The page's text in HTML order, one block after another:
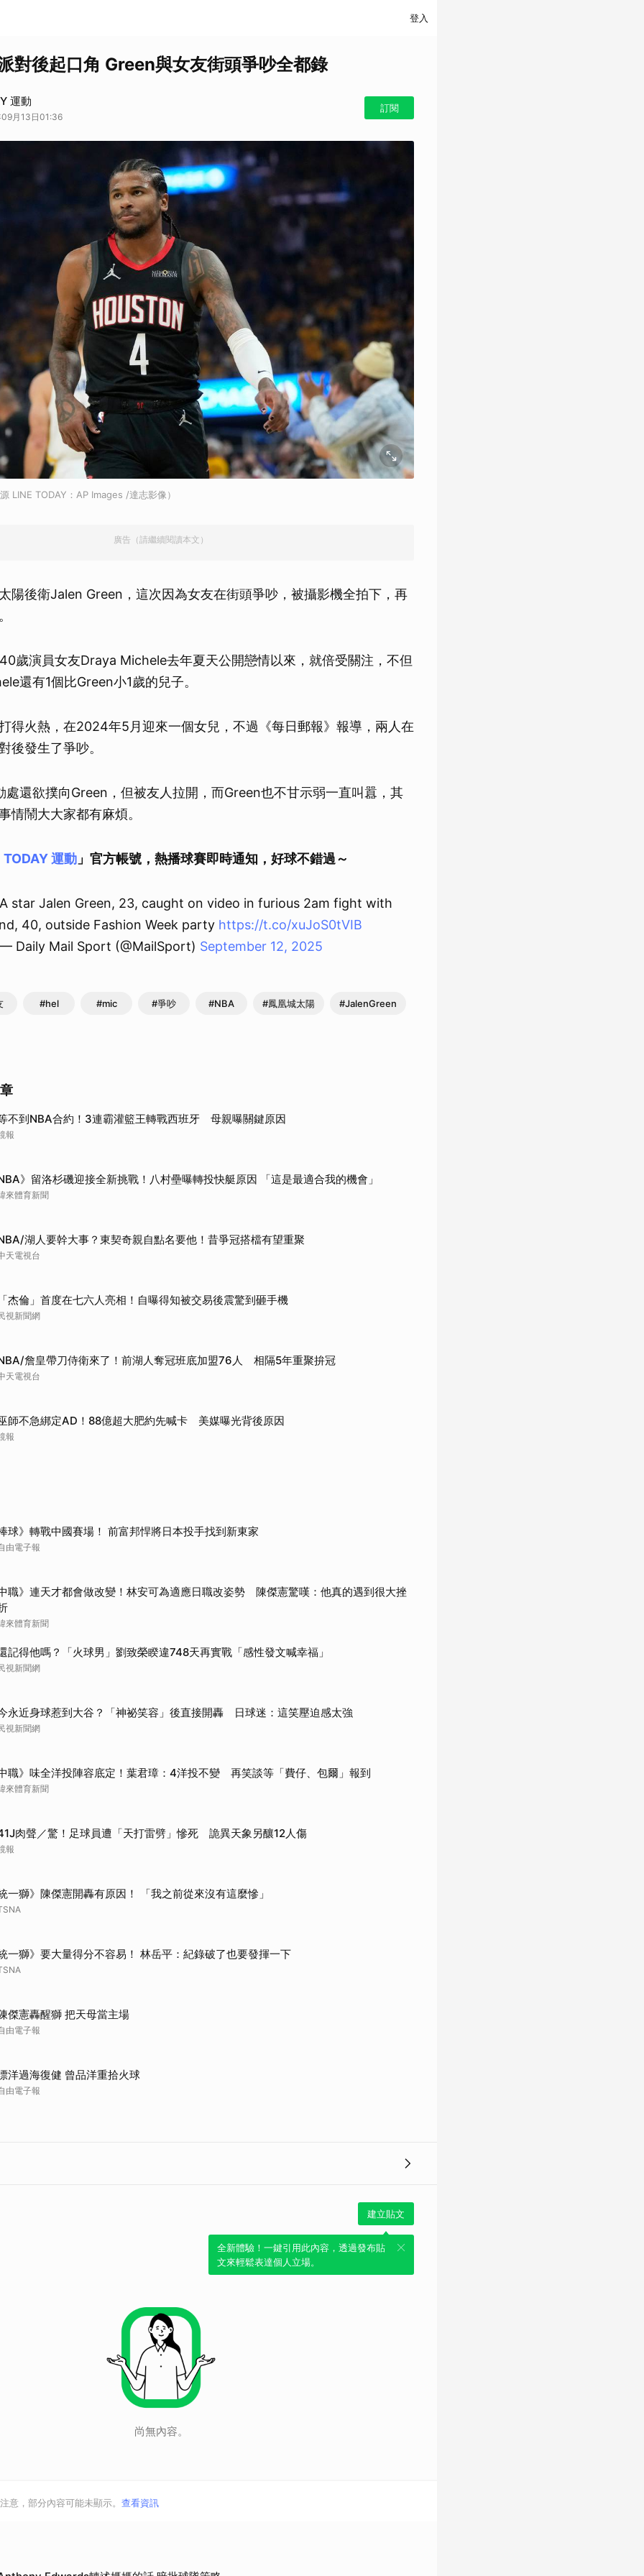
登入
對後起口角 Green與女友街頭爭吵全都錄
運動
月13日01:36
訂閱
LINE TODAY：AP Images /達志影像）
廣告（請繼續閱讀本文）
陽後衛Jalen Green，這次因為女友在街頭爭吵，被攝影機全拍下，再
歲演員女友Draya Michele去年夏天公開戀情以來，就倍受關注，不但
還有1個比Green小1歲的兒子。
得火熱，在2024年5月迎來一個女兒，不過《每日郵報》報導，兩人在
後發生了爭吵。
處還欲撲向Green，但被友人拉開，而Green也不甘示弱一直叫囂，其
情鬧大大家都有麻煩。
TODAY 運動 」官方帳號，熱播球賽即時通知，好球不錯過～
star Jalen Green, 23, caught on video in furious 2am fight with
40, outside Fashion Week party https://t.co/xuJoS0tVIB
— Daily Mail Sport (@MailSport) September 12, 2025
#hel #mic #爭吵 #NBA #鳳凰城太陽 #JalenGreen
不到NBA合約！3連霸灌籃王轉戰西班牙 母親曝關鍵原因
報
》留洛杉磯迎接全新挑戰！八村壘曝轉投快艇原因 「這是最適合我的機會」
來體育新聞
湖人要幹大事？東契奇親自點名要他！昔爭冠搭檔有望重聚
天電視台
杰倫」首度在七六人亮相！自曝得知被交易後震驚到砸手機
視新聞網
詹皇帶刀侍衛來了！前湖人奪冠班底加盟76人 相隔5年重聚拚冠
天電視台
師不急綁定AD！88億超大肥約先喊卡 美媒曝光背後原因
報
球》轉戰中國賽場！ 前富邦悍將日本投手找到新東家
由電子報
職》連天才都會做改變！林安可為適應日職改姿勢 陳傑憲驚嘆：他真的遇到很大挫
來體育新聞
記得他嗎？「火球男」劉致榮睽違748天再實戰「感性發文喊幸福」
視新聞網
永近身球惹到大谷？「神祕笑容」後直接開轟 日球迷：這笑壓迫感太強
視新聞網
職》味全洋投陣容底定！葉君璋：4洋投不變 再笑談等「費仔、包爾」報到
來體育新聞
肉聲／驚！足球員遭「天打雷劈」慘死 詭異天象另釀12人傷
報
一獅》陳傑憲開轟有原因！ 「我之前從來沒有這麼慘」
一獅》要大量得分不容易！ 林岳平：紀錄破了也要發揮一下
傑憲轟醒獅 把天母當主場
由電子報
洋過海復健 曾品洋重拾火球
由電子報
建立貼文
全新體驗！一鍵引用此內容，透過發布貼
文來輕鬆表達個人立場。
尚無內容。
意，部分內容可能未顯示。 查看資訊